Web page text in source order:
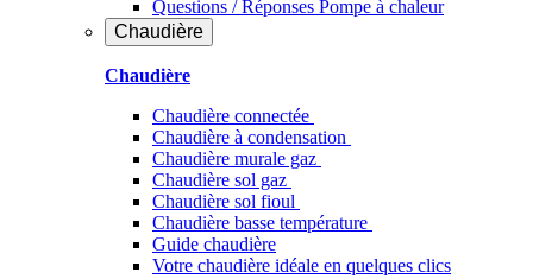
Questions / Réponses Pompe à chaleur
Chaudière
Chaudière
Chaudière connectée
Chaudière à condensation
Chaudière murale gaz
Chaudière sol gaz
Chaudière sol fioul
Chaudière basse température
Guide chaudière
Votre chaudière idéale en quelques clics